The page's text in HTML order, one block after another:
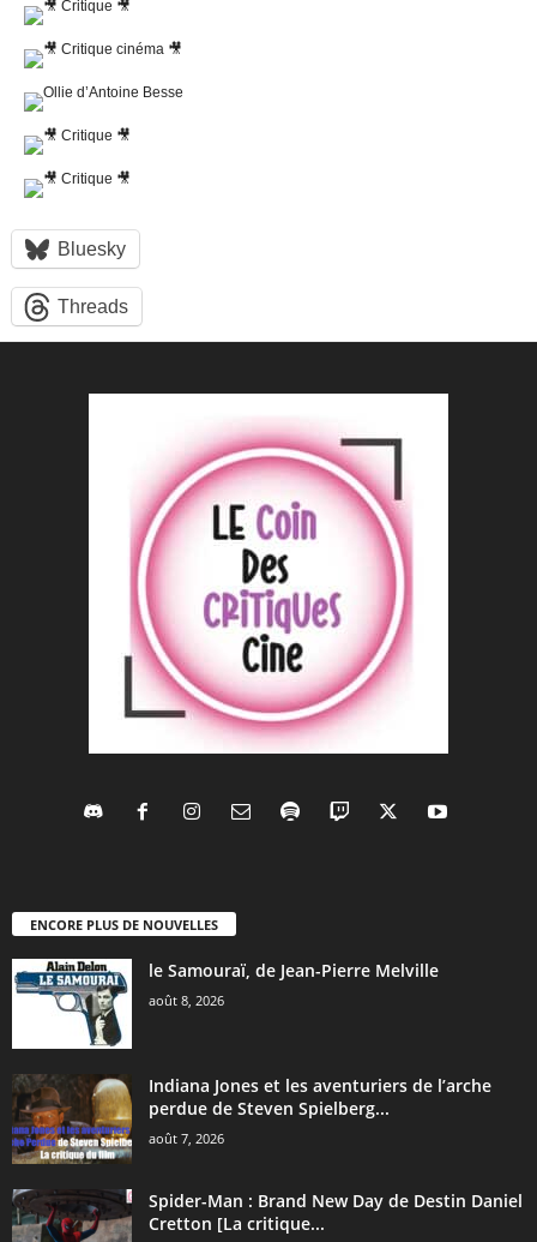
Bluesky
Threads
ENCORE PLUS DE NOUVELLES
le Samouraï, de Jean-Pierre Melville
août 8, 2026
Indiana Jones et les aventuriers de l’arche
perdue de Steven Spielberg...
août 7, 2026
Spider-Man : Brand New Day de Destin Daniel
Cretton [La critique...